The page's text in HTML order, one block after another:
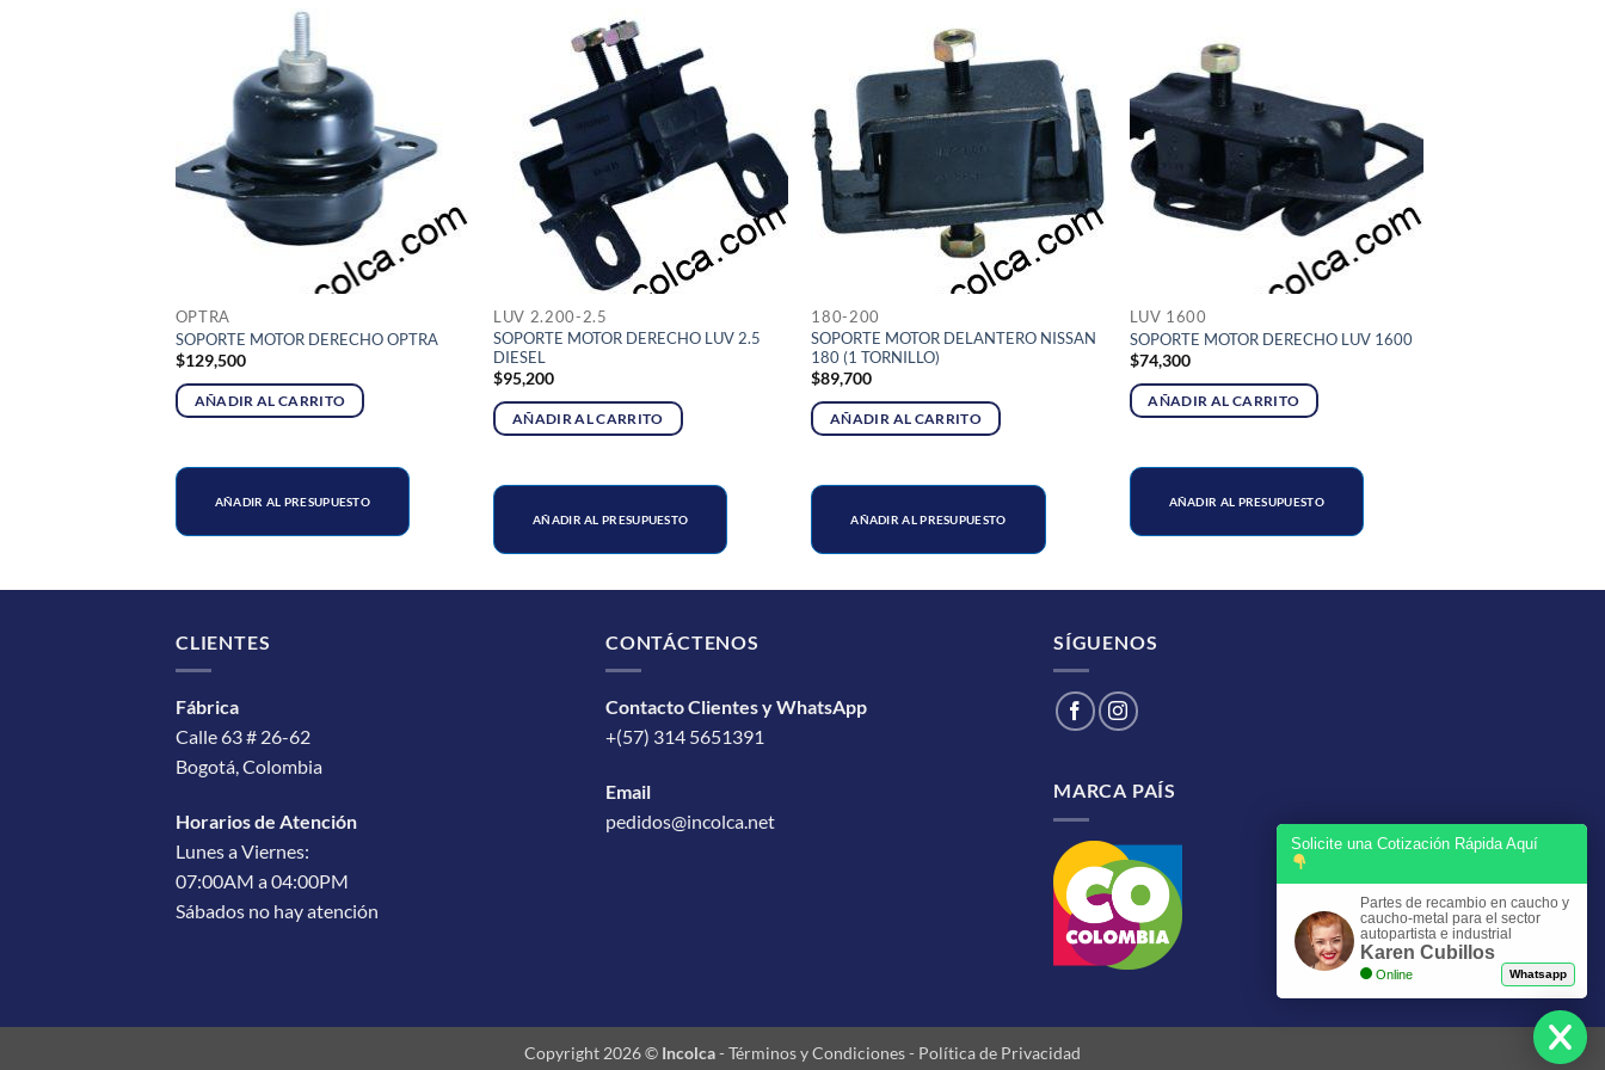
OPTRA
SOPORTE MOTOR DERECHO OPTRA
$129,500
AÑADIR AL CARRITO
AÑADIR AL PRESUPUESTO
LUV 2.200-2.5
SOPORTE MOTOR DERECHO LUV 2.5
DIESEL
$95,200
AÑADIR AL CARRITO
AÑADIR AL PRESUPUESTO
180-200
SOPORTE MOTOR DELANTERO NISSAN
180 (1 TORNILLO)
$89,700
AÑADIR AL CARRITO
AÑADIR AL PRESUPUESTO
LUV 1600
SOPORTE MOTOR DERECHO LUV 1600
$74,300
AÑADIR AL CARRITO
AÑADIR AL PRESUPUESTO
CLIENTES
Fábrica
Calle 63 # 26-62
Bogotá, Colombia
Horarios de Atención
Lunes a Viernes:
07:00AM a 04:00PM
Sábados no hay atención
CONTÁCTENOS
Contacto Clientes y WhatsApp
+(57) 314 5651391
Email
pedidos@incolca.net
SÍGUENOS
MARCA PAÍS
Copyright 2026 © Incolca- Términos y Condiciones- Política de Privacidad
Solicite una Cotización Rápida Aquí
Partes de recambio en caucho y
caucho-metal para el sector
autopartista e industrial
Karen Cubillos
Online Whatsapp